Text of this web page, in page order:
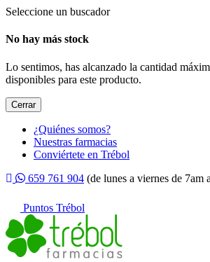
Seleccione un buscador
No hay más stock
Lo sentimos, has alcanzado la cantidad
disponibles para este producto.
Cerrar
¿Quiénes somos?
Nuestras farmacias
Conviértete en Trébol
659 761 904 (de lunes a viernes de 7am
Puntos Trébol